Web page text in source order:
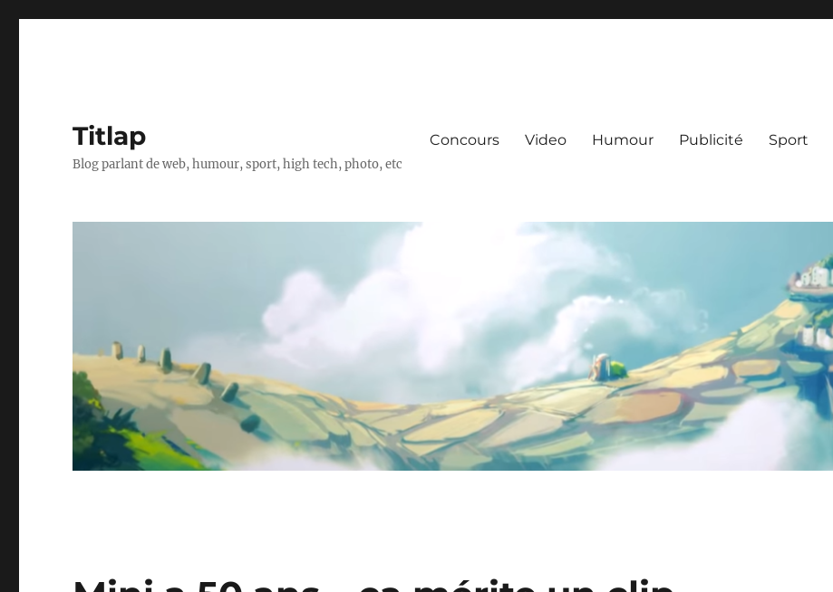
Titlap
Blog parlant de web, humour, sport, high tech, photo, etc
Concours Video Humour Publicité Sport